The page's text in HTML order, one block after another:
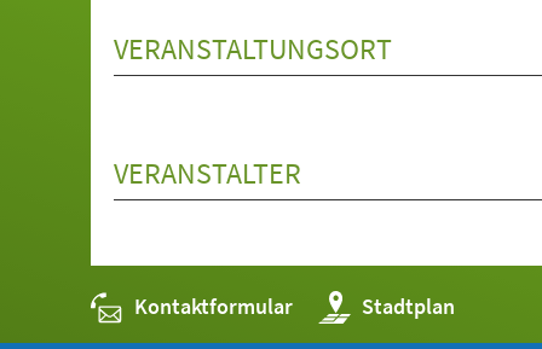
VERANSTALTUNGSORT
VERANSTALTER
Kontaktformular Stadtplan
(Öffnet
in